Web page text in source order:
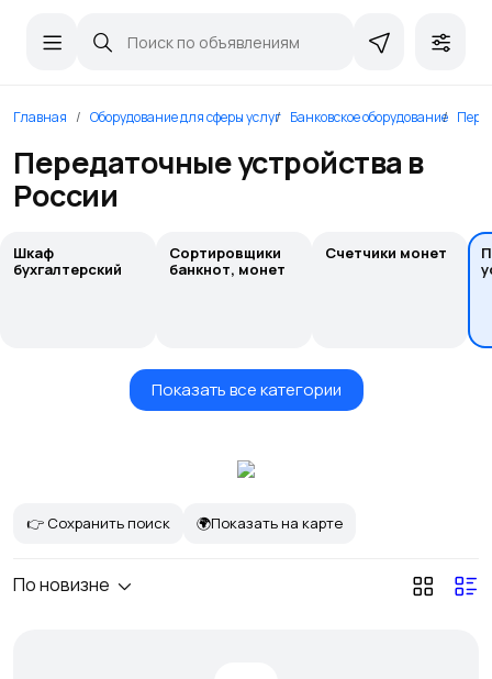
Главная Оборудование для сферы услуг Банковское оборудование
Передаточные устройства в
России
Шкаф
бухгалтерский
Сортировщики
банкнот, монет
Счетчики монет
Показать все категории
👉 Сохранить поиск 🌍Показать на карте
По новизне